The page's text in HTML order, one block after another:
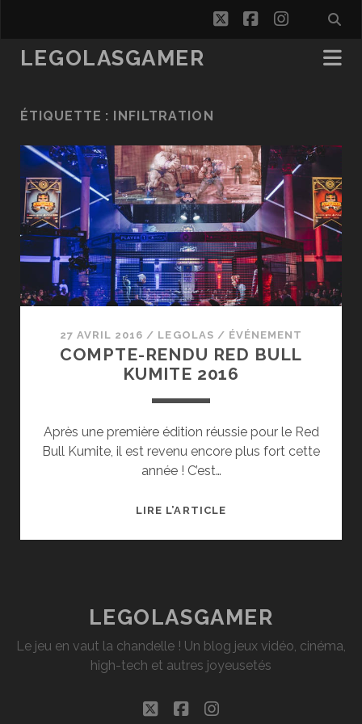
twitterfacebook
LEGOLASGAMER
ÉTIQUETTE : INFILTRATION
27 AVRIL 2016 / LEGOLAS / ÉVÉNEMENT
COMPTE-RENDU RED BULL
KUMITE 2016
Après une première édition réussie pour le Red
Bull Kumite, il est revenu encore plus fort cette
année ! C’est…
LIRE L’ARTICLECOMPTE-
LEGOLASGAMER
Le jeu en vaut la chandelle ! Un blog jeux vidéo, cinéma,
high-tech et autres joyeusetés
twitterfacebookinstagram